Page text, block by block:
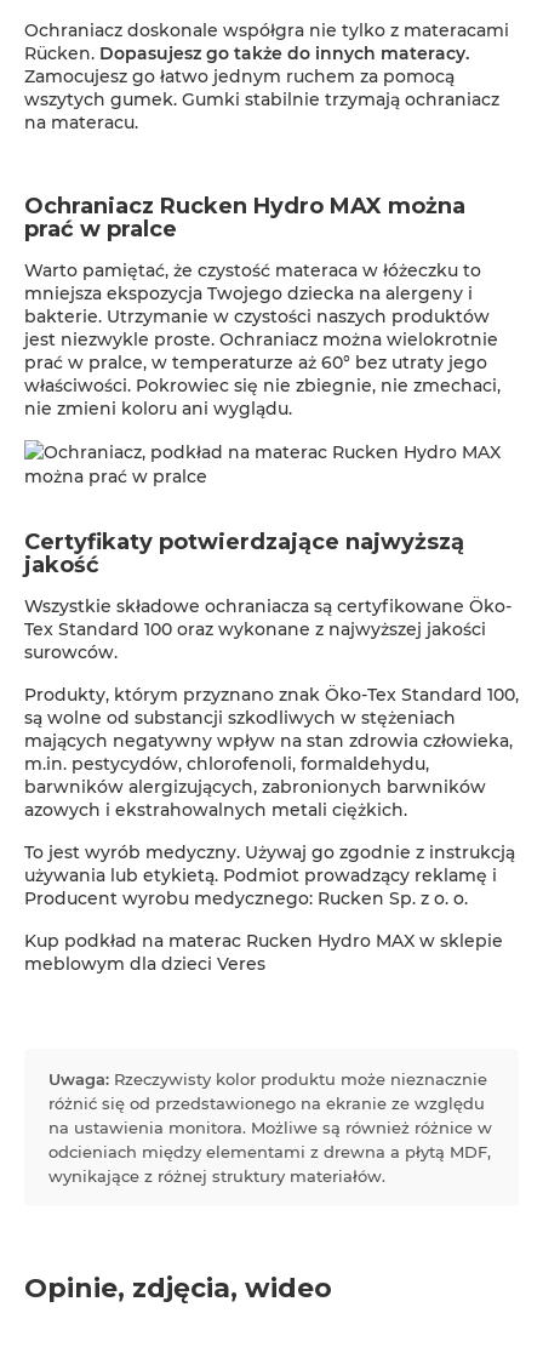
Ochraniacz doskonale współgra nie tylko z materacami
Rücken. Dopasujesz go także do innych materacy.
Zamocujesz go łatwo jednym ruchem za pomocą
wszytych gumek. Gumki stabilnie trzymają ochraniacz
na materacu.
Ochraniacz Rucken Hydro MAX można
prać w pralce
Warto pamiętać, że czystość materaca w łóżeczku to
mniejsza ekspozycja Twojego dziecka na alergeny i
bakterie. Utrzymanie w czystości naszych produktów
jest niezwykle proste. Ochraniacz można wielokrotnie
prać w pralce, w temperaturze aż 60° bez utraty jego
właściwości. Pokrowiec się nie zbiegnie, nie zmechaci,
nie zmieni koloru ani wyglądu.
Certyfikaty potwierdzające najwyższą
jakość
Wszystkie składowe ochraniacza są certyfikowane Öko-
Tex Standard 100 oraz wykonane z najwyższej jakości
surowców.
Produkty, którym przyznano znak Öko-Tex Standard 100,
są wolne od substancji szkodliwych w stężeniach
mających negatywny wpływ na stan zdrowia człowieka,
m.in. pestycydów, chlorofenoli, formaldehydu,
barwników alergizujących, zabronionych barwników
azowych i ekstrahowalnych metali ciężkich.
To jest wyrób medyczny. Używaj go zgodnie z instrukcją
używania lub etykietą. Podmiot prowadzący reklamę i
Producent wyrobu medycznego: Rucken Sp. z o. o.
Kup podkład na materac Rucken Hydro MAX w sklepie
meblowym dla dzieci Veres
Uwaga: Rzeczywisty kolor produktu może nieznacznie
różnić się od przedstawionego na ekranie ze względu
na ustawienia monitora. Możliwe są również różnice w
odcieniach między elementami z drewna a płytą MDF,
wynikające z różnej struktury materiałów.
Opinie, zdjęcia, wideo